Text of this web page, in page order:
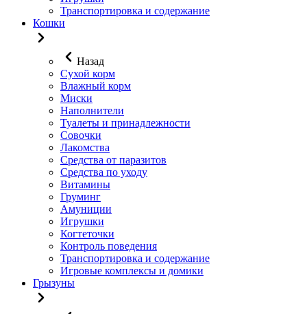
Транспортировка и содержание
Кошки
Назад
Сухой корм
Влажный корм
Миски
Наполнители
Туалеты и принадлежности
Совочки
Лакомства
Средства от паразитов
Средства по уходу
Витамины
Груминг
Амуниции
Игрушки
Когтеточки
Контроль поведения
Транспортировка и содержание
Игровые комплексы и домики
Грызуны